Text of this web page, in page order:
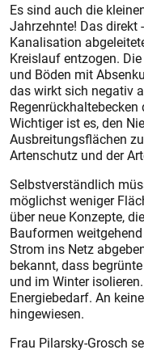
Es sind auch die
Jahrzehnte! Das direkt
Kanalisation
Kreislauf entzogen.
und Böden mit
das wirkt sich negativ
Wichtiger ist es, den
Ausbreitungsflächen
Artenschutz und der
Selbstverständlich
möglichst weniger
über neue Konzepte,
Bauformen
Strom ins Netz
bekannt, dass
und im Winter
Energiebedarf. An
hingewiesen.
Frau Pilarsky-Grosch